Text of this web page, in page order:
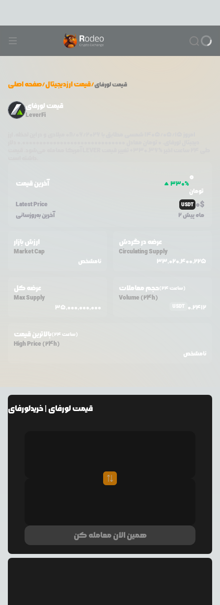
صفحه اصلی/قیمت ارزدیجیتال/ قیمتلورفای
قیمت لورفای
LeverFi
آخرین قیمت 330%
0
تومان
Latest Price
USDT 0$
آخرین به‌روزسانی 2 ماه پیش
ارزش بازار
Market Cap
نامشخص
عرضه در گردش
Circulating Supply
33,020,400,225
عرضه کل
Max Supply
35,000,000,000
حجم معاملات (24 ساعت)
Volume (24h)
USDT 0.2412
بالاترین قیمت (24 ساعت)
High Price (24h)
نامشخص
قیمتلورفای | خریدلورفای
همین الان معامله کن